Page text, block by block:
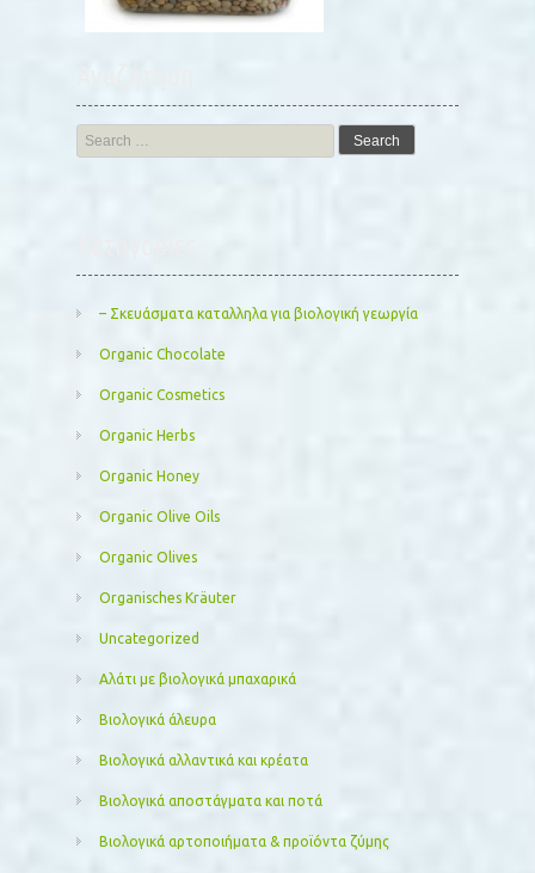
Search
for:
– Σκευάσματα καταλληλα για βιολογική γεωργία
Organic Chocolate
Organic Cosmetics
Organic Herbs
Organic Honey
Organic Olive Oils
Organic Olives
Organisches Kräuter
Uncategorized
Αλάτι με βιολογικά μπαχαρικά
Βιολογικά άλευρα
Βιολογικά αλλαντικά και κρέατα
Βιολογικά αποστάγματα και ποτά
Βιολογικά αρτοποιήματα & προϊόντα ζύμης